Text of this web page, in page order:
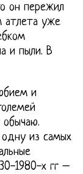
он пережил
атлета уже
и пыли. В
и
из самых
1980-х гг –